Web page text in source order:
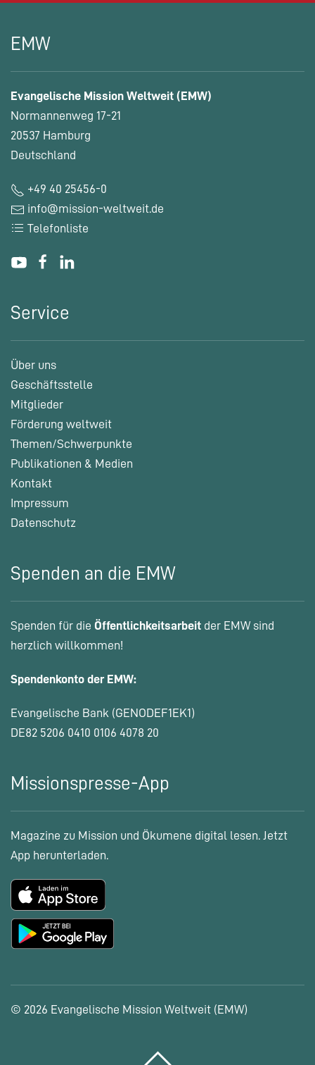
EMW
Evangelische Mission Weltweit (EMW)
Normannenweg 17-21
20537 Hamburg
Deutschland
+49 40 25456-0
info@mission-weltweit.de
Telefonliste
Service
Über uns
Geschäftsstelle
Mitglieder
Förderung weltweit
Themen/Schwerpunkte
Publikationen & Medien
Kontakt
Impressum
Datenschutz
Spenden an die EMW
Spenden für die Öffentlichkeitsarbeit der EMW sind
herzlich willkommen!
Spendenkonto der EMW:
Evangelische Bank (GENODEF1EK1)
DE82 5206 0410 0106 4078 20
Missionspresse-App
Magazine zu Mission und Ökumene digital lesen. Jetzt
App herunterladen.
© 2026 Evangelische Mission Weltweit (EMW)